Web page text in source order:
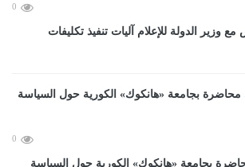
0
وزير الدولة للإعلام آليات تنفيذ تكليفات
0
بجامعة «هانكوك» الكورية حول السياسة